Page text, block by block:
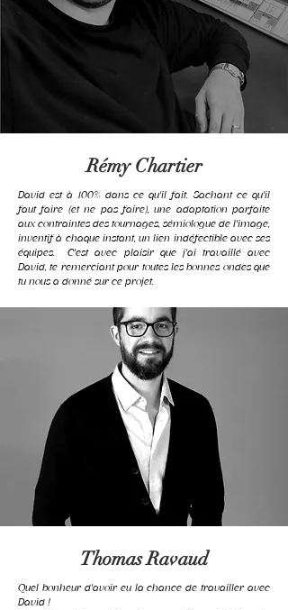
Rémy Chartier
David est à 100% dans ce qu'il fait. Sachant ce qu'il
faut faire (et ne pas faire), une adaptation parfaite
aux contraintes des tournages, sémiologue de l'image,
inventif à chaque instant, un lien indéfectible avec ses
équipes. C'est avec plaisir que j'ai travaillé avec
David, te remerciant pour toutes les bonnes ondes que
tu nous a donné sur ce projet.
Thomas Ravaud
Quel bonheur d'avoir eu la chance de travailler avec
David !